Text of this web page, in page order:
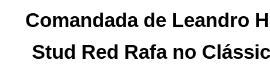
Comandada de Leandro
Stud Red Rafa no